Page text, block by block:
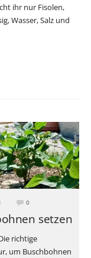
ihr nur Fisolen,
Wasser, Salz und
0
setzen
richtige
um Buschbohnen